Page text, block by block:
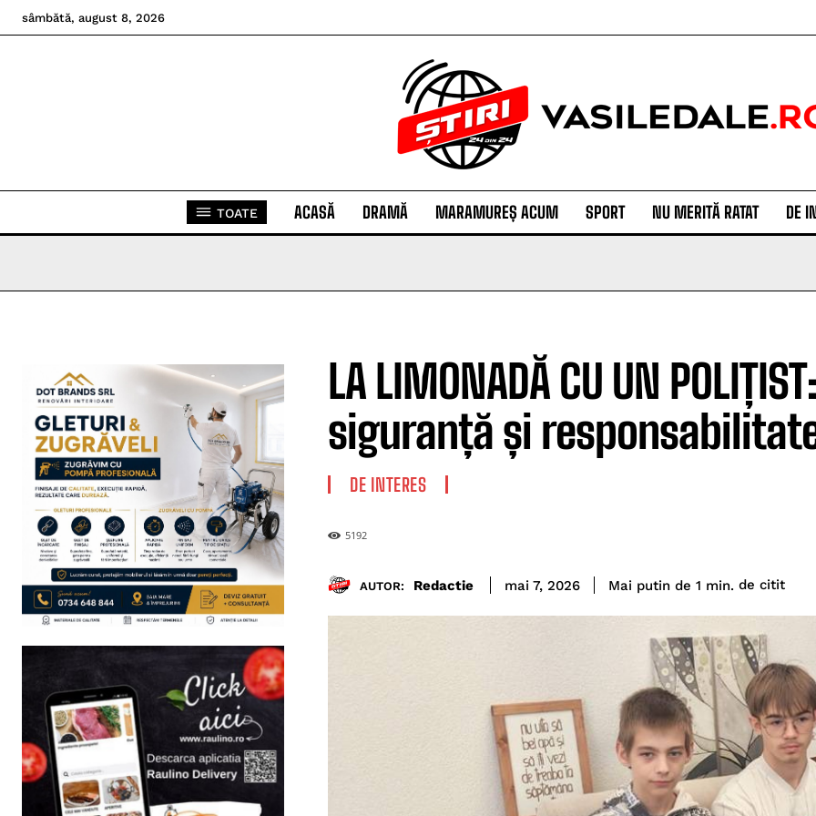
sâmbătă, august 8, 2026
TOATE ACASĂ DRAMĂ MARAMUREȘ ACUM SPORT NU MERITĂ RATAT DE
LA LIMONADĂ CU UN
siguranță și
DE INTERES
5192
AUTOR: Redactie mai 7, 2026 Mai putin de 1 min. de citit